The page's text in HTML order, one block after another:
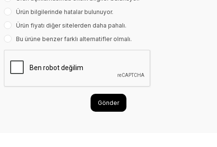
Ürün bilgilerinde hatalar bulunuyor.
Ürün fiyatı diğer sitelerden daha pahalı.
Bu ürüne benzer farklı alternatifler olmalı.
Gönder